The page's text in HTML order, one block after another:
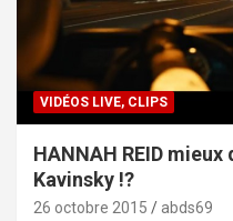
VIDÉOS LIVE, CLIPS
HANNAH REID mieux
Kavinsky !?
26 octobre 2015 abds69